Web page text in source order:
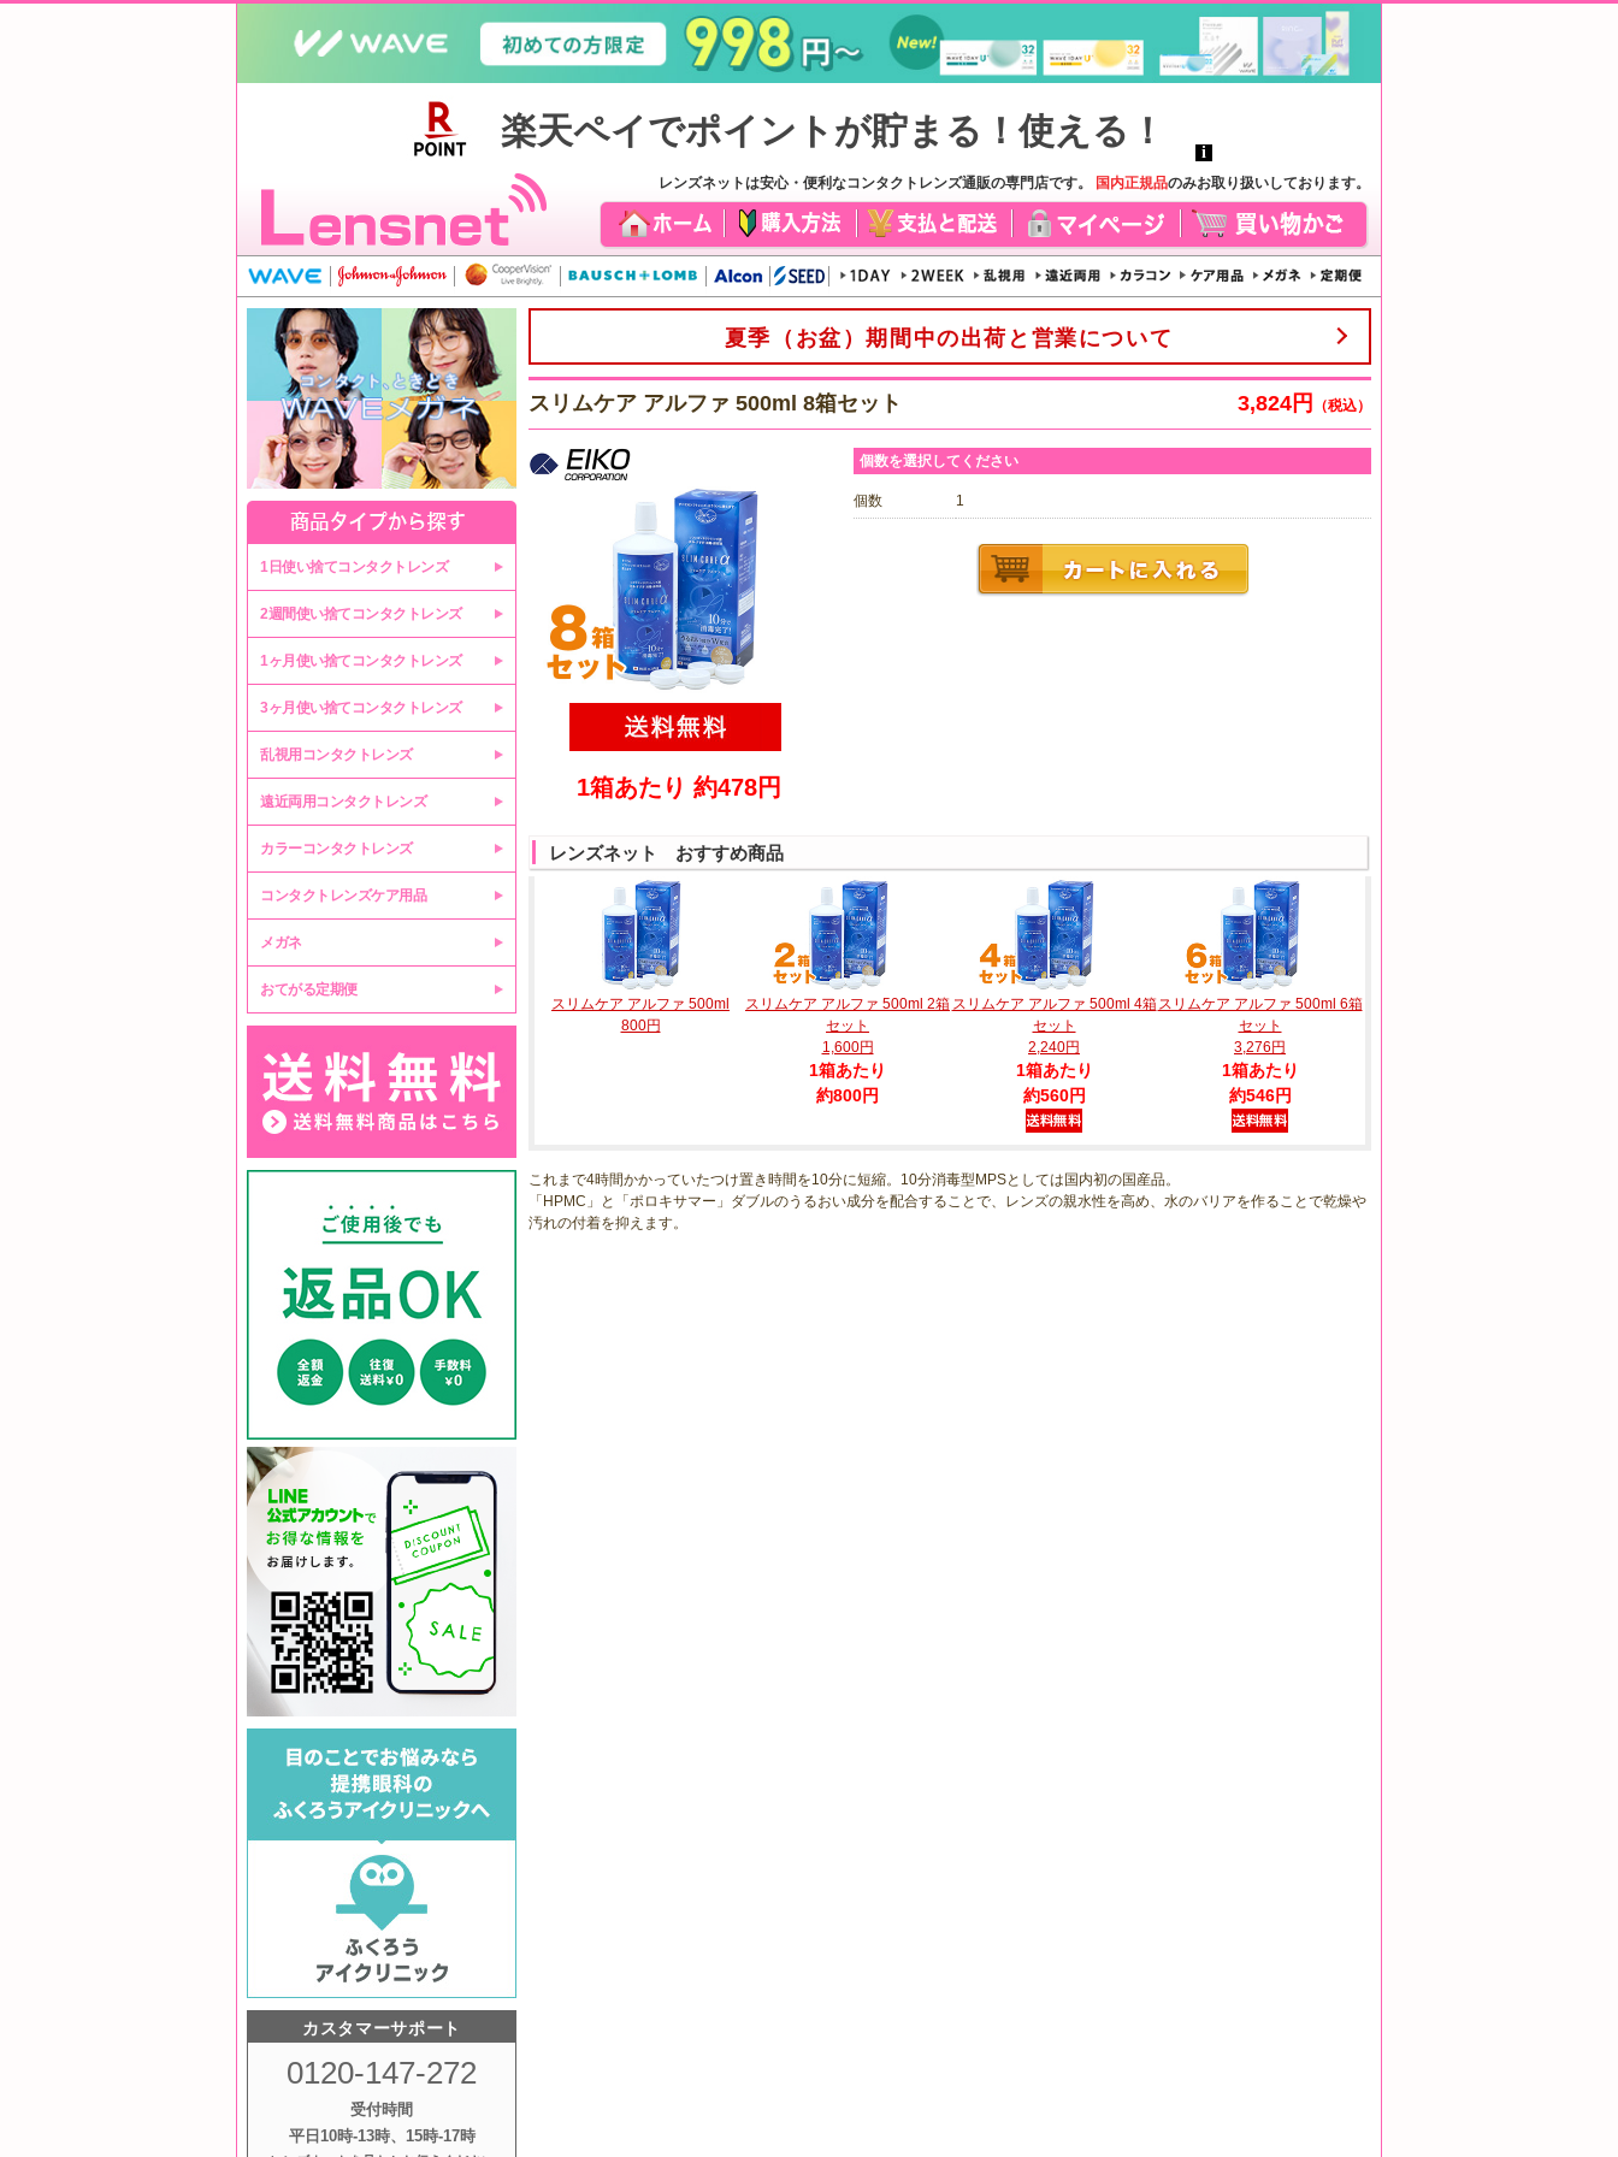
レンズネットは安心・便利なコンタクトレンズ通販の専門店です。 国内正規品のみお取り扱いしております。
1日使い捨てコンタクトレンズ
2週間使い捨てコンタクトレンズ
1ヶ月使い捨てコンタクトレンズ
3ヶ月使い捨てコンタクトレンズ
乱視用コンタクトレンズ
遠近両用コンタクトレンズ
カラーコンタクトレンズ
コンタクトレンズケア用品
メガネ
おてがる定期便
カスタマーサポート
0120-147-272
受付時間
平日10時‐13時、15時‐17時
夏季（お盆）期間中の出荷と営業について
スリムケア アルファ 500ml 8箱セット 3,824円 （税込）
1箱あたり 約478円
個数を選択してください
個数 1
レンズネット おすすめ商品
スリムケア アルファ 500ml
800円
スリムケア アルファ 500ml 2箱
セット
1,600円
1箱あたり
約800円
スリムケア アルファ 500ml 4箱
セット
2,240円
1箱あたり
約560円
スリムケア アルファ 500ml 6箱
セット
3,276円
1箱あたり
約546円
これまで4時間かかっていたつけ置き時間を10分に短縮。10分消毒型MPSとしては国内初の国産品。
「HPMC」と「ポロキサマー」ダブルのうるおい成分を配合することで、レンズの親水性を高め、水のバリアを作ることで乾燥や
汚れの付着を抑えます。